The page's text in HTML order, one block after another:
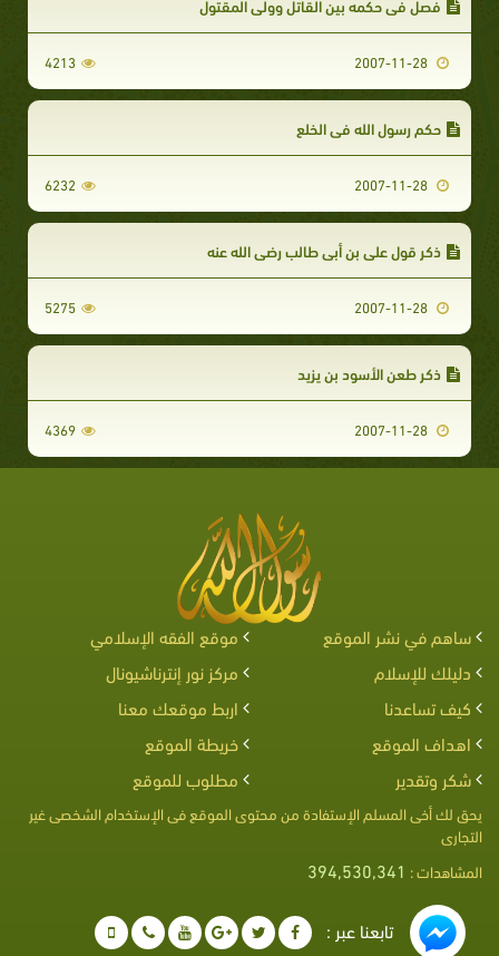
فصل في حكمه بين القاتل وولى المقتول
4213
حكم رسول الله في الخلع
6232
ذكر قول علي بن أبي طالب رضي الله عنه
5275
ذكر طعن الأسود بن يزيد
4369
ساهم في نشر الموقع
موقع الفقه الإسلامي
دليلك للإسلام
مركز نور إنترناشيونال
كيف تساعدنا
اربط موقعك معنا
اهداف الموقع
خريطة الموقع
شكر وتقدير
مطلوب للموقع
يحق لك أخى المسلم الإستفادة من محتوى الموقع فى الإستخدام الشخصى غير
التجارى
المشاهدات : 394,530,341
تابعنا عبر :